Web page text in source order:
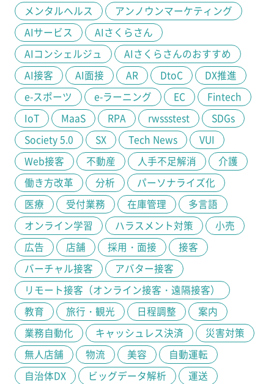
メンタルヘルス
アンノウンマーケティング
AIサービス
AIさくらさん
AIコンシェルジュ
AIさくらさんのおすすめ
AI接客
AI面接 AR DtoC
DX推進
e-スポーツ
e-ラーニング EC
Fintech
IoT
MaaS RPA rwssstest
SDGs
Society 5.0
SX Tech News
VUI
Web接客
不動産 人手不足解消
介護
働き方改革
分析
パーソナライズ化
医療
受付業務 在庫管理
多言語
オンライン学習
ハラスメント対策
小売
広告
店舗 採用・面接
接客
バーチャル接客
アバター接客
リモート接客（オンライン接客・遠隔接客）
教育
旅行・観光 日程調整
案内
業務自動化
キャッシュレス決済
災害対策
無人店舗
物流 美容
自動運転
自治体DX
ビッグデータ解析
運送